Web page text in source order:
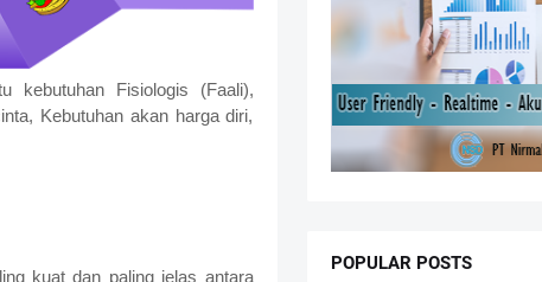
kebutuhan Fisiologis (Faali),
Kebutuhan akan harga diri,
kuat dan paling jelas antara
POPULAR POSTS